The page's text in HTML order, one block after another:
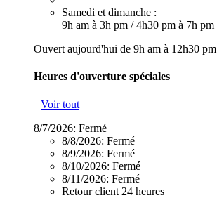
Samedi et dimanche :
9h am à 3h pm /4h30 pm à 7h pm
Ouvert aujourd'hui de 9h am à 12h30 pm
Heures d'ouverture spéciales
Voir tout
8/7/2026: Fermé
8/8/2026: Fermé
8/9/2026: Fermé
8/10/2026: Fermé
8/11/2026: Fermé
Retour client 24 heures